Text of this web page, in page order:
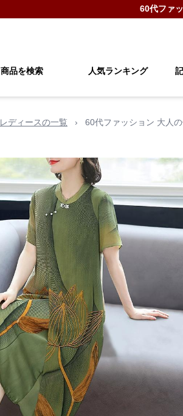
60代ファ
商品を検索 人気ランキング
レディースの一覧 › 60代ファッション 大人